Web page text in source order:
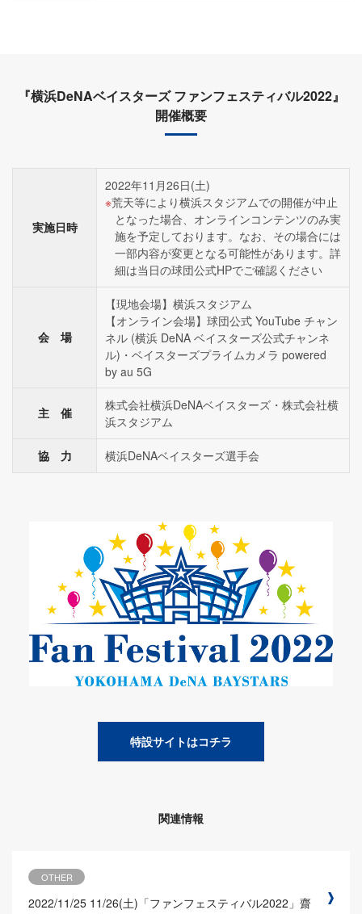
『横浜DeNAベイスターズ ファンフェスティバル2022』
開催概要
実施日時
2022年11月26日(土)
荒天等により横浜スタジアムでの開催が中止
となった場合、オンラインコンテンツのみ実
施を予定しております。なお、その場合には
一部内容が変更となる可能性があります。詳
細は当日の球団公式HPでご確認ください
会 場
【現地会場】横浜スタジアム
【オンライン会場】球団公式 YouTube チャン
ネル (横浜 DeNA ベイスターズ公式チャンネ
ル)・ベイスターズプライムカメラ powered
by au 5G
主 催
株式会社横浜DeNAベイスターズ・株式会社横
浜スタジアム
協 力 横浜DeNAベイスターズ選手会
特設サイトはコチラ
関連情報
OTHER
2022/11/25 11/26(土)「ファンフェスティバル2022」齋